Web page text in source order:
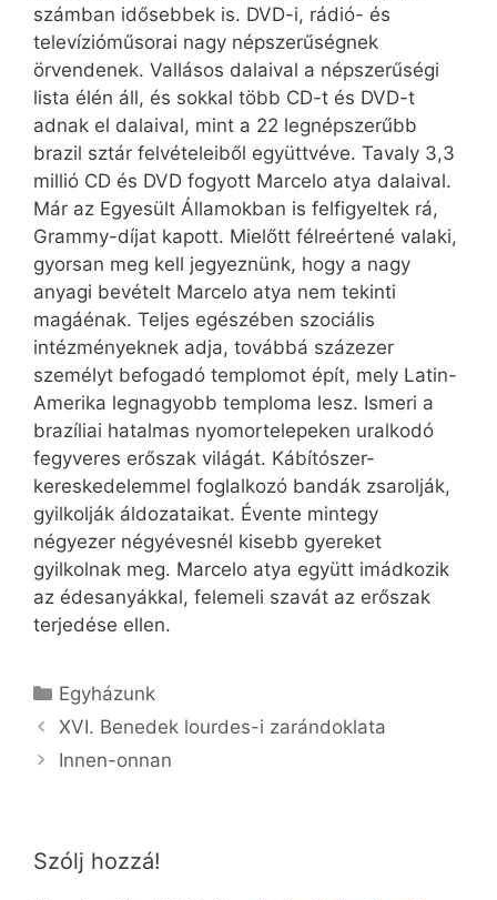
számban idősebbek is. DVD-i, rádió- és
televízióműsorai nagy népszerűségnek
örvendenek. Vallásos dalaival a népszerűségi
lista élén áll, és sokkal több CD-t és DVD-t
adnak el dalaival, mint a 22 legnépszerűbb
brazil sztár felvételeiből együttvéve. Tavaly 3,3
millió CD és DVD fogyott Marcelo atya dalaival.
Már az Egyesült Államokban is felfigyeltek rá,
Grammy-díjat kapott. Mielőtt félreértené valaki,
gyorsan meg kell jegyeznünk, hogy a nagy
anyagi bevételt Marcelo atya nem tekinti
magáénak. Teljes egészében szociális
intézményeknek adja, továbbá százezer
személyt befogadó templomot épít, mely Latin-
Amerika legnagyobb temploma lesz. Ismeri a
brazíliai hatalmas nyomortelepeken uralkodó
fegyveres erőszak világát. Kábítószer-
kereskedelemmel foglalkozó bandák zsarolják,
gyilkolják áldozataikat. Évente mintegy
négyezer négyévesnél kisebb gyereket
gyilkolnak meg. Marcelo atya együtt imádkozik
az édesanyákkal, felemeli szavát az erőszak
terjedése ellen.
Kategória
Egyházunk
XVI. Benedek lourdes-i zarándoklata
Innen-onnan
Szólj hozzá!